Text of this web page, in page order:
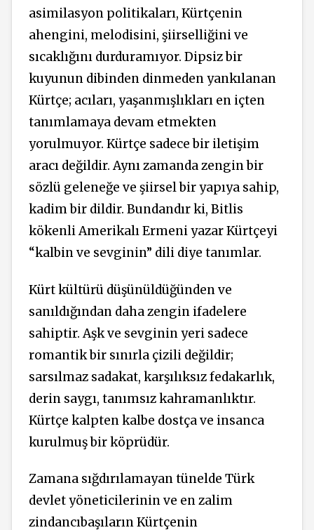
asimilasyon politikaları, Kürtçenin
ahengini, melodisini, şiirselliğini ve
sıcaklığını durduramıyor. Dipsiz bir
kuyunun dibinden dinmeden yankılanan
Kürtçe; acıları, yaşanmışlıkları en içten
tanımlamaya devam etmekten
yorulmuyor. Kürtçe sadece bir iletişim
aracı değildir. Aynı zamanda zengin bir
sözlü geleneğe ve şiirsel bir yapıya sahip,
kadim bir dildir. Bundandır ki, Bitlis
kökenli Amerikalı Ermeni yazar Kürtçeyi
“kalbin ve sevginin” dili diye tanımlar.
Kürt kültürü düşünüldüğünden ve
sanıldığından daha zengin ifadelere
sahiptir. Aşk ve sevginin yeri sadece
romantik bir sınırla çizili değildir;
sarsılmaz sadakat, karşılıksız fedakarlık,
derin saygı, tanımsız kahramanlıktır.
Kürtçe kalpten kalbe dostça ve insanca
kurulmuş bir köprüdür.
Zamana sığdırılamayan tünelde Türk
devlet yöneticilerinin ve en zalim
zindancıbaşıların Kürtçenin